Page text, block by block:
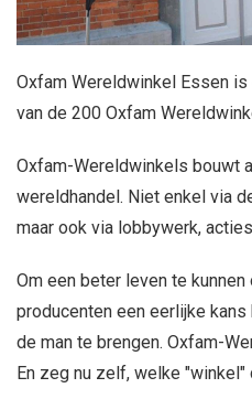
Oxfam Wereldwinkel Essen
van de 200 Oxfam
Oxfam-Wereldwinkels bouwt
wereldhandel. Niet enkel via
maar ook via lobbywerk,
Om een beter leven te
producenten een eerlijke
de man te brengen. Oxfam-
En zeg nu zelf, welke "winkel"